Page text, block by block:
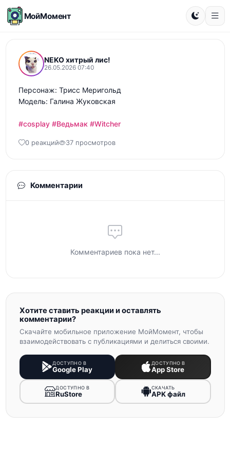
МойМомент
NEKO хитрый лис!
26.05.2026 07:40
Персонаж: Трисс Меригольд
Модель: Галина Жуковская
#cosplay #Ведьмак #Witcher
0 реакций 37 просмотров
Комментарии
Комментариев пока нет...
Хотите ставить реакции и оставлять
комментарии?
Скачайте мобильное приложение МойМомент, чтобы
взаимодействовать с публикациями и делиться своими.
ДОСТУПНО В
Google Play
ДОСТУПНО В
App Store
ДОСТУПНО В
RuStore
СКАЧАТЬ
APK файл